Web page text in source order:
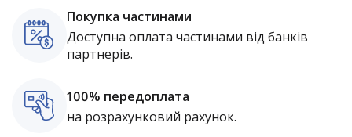
Покупка частинами
Доступна оплата частинами від банків
партнерів.
100% передоплата
на розрахунковий рахунок.